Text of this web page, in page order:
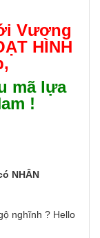
Vương
HÌNH
,
mã lựa
!
NHÂN
nghĩnh ? Hello